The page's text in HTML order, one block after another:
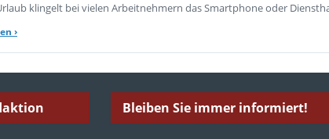
klingelt bei vielen Arbeitnehmern das Smartphone oder
›
Bleiben Sie immer informiert!